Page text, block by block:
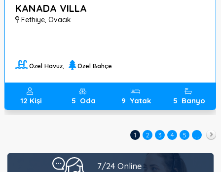
KANADA VILLA
Fethiye,Ovacık
Özel Havuz Özel Bahçe
12 Kişi 5 Oda 9 Yatak 5 Banyo
1 2 3 4 5 ... İleri
7/24 Online